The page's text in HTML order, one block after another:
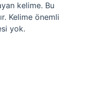
kelime. Bu
Kelime önemli
yok.